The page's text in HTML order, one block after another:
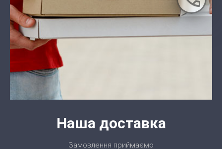
Наша доставка
Замовлення приймаємо